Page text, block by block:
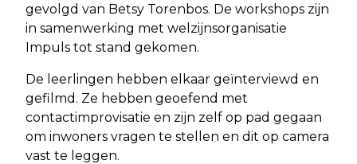
gevolgd van Betsy Torenbos. De workshops zijn
in samenwerking met welzijnsorganisatie
Impuls tot stand gekomen.
De leerlingen hebben elkaar geïnterviewd en
gefilmd. Ze hebben geoefend met
contactimprovisatie en zijn zelf op pad gegaan
om inwoners vragen te stellen en dit op camera
vast te leggen.